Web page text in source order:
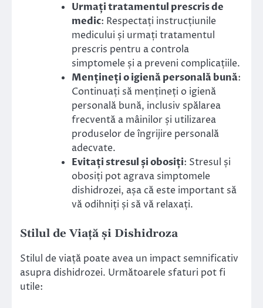
Urmați tratamentul prescris de
medic: Respectați instrucțiunile
medicului și urmați tratamentul
prescris pentru a controla
simptomele și a preveni complicațiile.
Mențineți o igienă personală bună:
Continuați să mențineți o igienă
personală bună, inclusiv spălarea
frecventă a mâinilor și utilizarea
produselor de îngrijire personală
adecvate.
Evitați stresul și obosiți: Stresul și
obosiți pot agrava simptomele
dishidrozei, așa că este important să
vă odihniți și să vă relaxați.
Stilul de Viață și Dishidroza
Stilul de viață poate avea un impact semnificativ
asupra dishidrozei. Următoarele sfaturi pot fi
utile: